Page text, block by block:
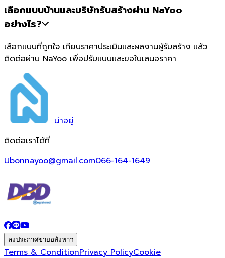
เลือกแบบบ้านและบริษัทรับสร้างผ่าน NaYoo
อย่างไร?
เลือกแบบที่ถูกใจ เทียบราคาประเมินและผลงานผู้รับสร้าง แล้ว
ติดต่อผ่าน NaYoo เพื่อปรับแบบและขอใบเสนอราคา
น่าอยู่
ติดต่อเราได้ที่
Ubonnayoo@gmail.com066-164-1649
ลงประกาศขายอสังหาฯ
Terms & ConditionPrivacy PolicyCookie